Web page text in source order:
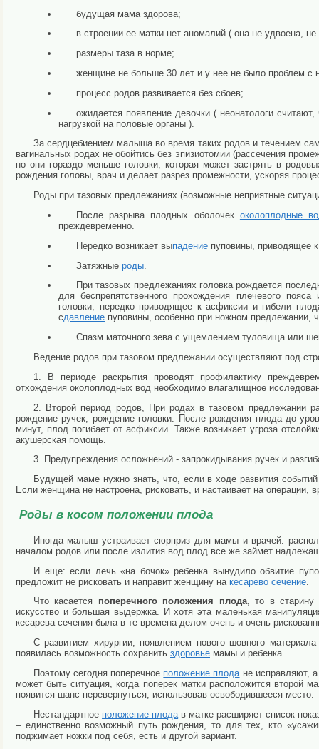
будущая мама здорова;
в строении ее матки нет аномалий ( она не удвоена, не
размеры таза в норме;
женщине не больше 30 лет и у нее не было проблем с
процесс родов развивается без сбоев;
ожидается появление девочки ( неонатологи
нагрузкой на половые органы ).
За сердцебиением малыша во время таких родов и течением
вагинальных родах не обойтись без эпизиотомии (рассечения
но они гораздо меньше головки, которая может застрять в
рождения головы, врач и делает разрез промежности, ускоряя
Роды при тазовых предлежаниях (возможные неприятные
После разрыва плодных оболочек околоплодные
преждевременно.
Нередко возникает выпадение пуповины, приводящее
Затяжные роды
При тазовых предлежаниях головка рождается
для беспрепятственного прохождения плечевого
головки, нередко приводящее к асфиксии и гибели
сдавление пуповины, особенно при ножном предлежании,
Спазм маточного зева с ущемлением туловища или
Ведение родов при тазовом предлежании осуществляют под
1. В периоде раскрытия проводят профилактику
отхождения околоплодных вод необходимо влагалищное
2. Второй период родов, При родах в тазовом предлежании
рождение ручек; рождение головки. После рождения плода до
минут, плод погибает от асфиксии. Также возникает угроза
акушерская помощь.
3. Предупреждения осложнений - запрокидывания ручек и
Будущей маме нужно знать, что, если в ходе развития
Если женщина не настроена, рисковать, и настаивает на операции,
Роды в косом положении плода
Иногда малыш устраивает сюрприз для мамы и врачей:
началом родов или после излития вод плод все же займет
И еще: если лечь «на бочок» ребенка вынудило обвитие
предложит не рисковать и направит женщину на кесарево сечение
Что касается поперечного положения плода, то в старину
искусство и большая выдержка. И хотя эта маленькая
кесарева сечения была в те времена делом очень и очень
С развитием хирургии, появлением нового шовного
появилась возможность сохранить здоровье мамы и ребенка.
Поэтому сегодня поперечное положение плодане исправляют,
может быть ситуация, когда поперек матки расположится второй
появится шанс перевернуться, использовав освободившееся место.
Нестандартное положение плода в матке расширяет список
– единственно возможный путь рождения, то для тех, кто
поджимает ножки под себя, есть и другой вариант.